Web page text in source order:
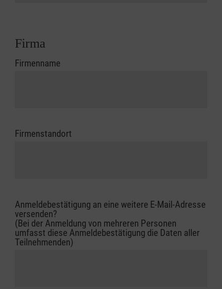
Firma
Firmenname
Firmenstandort
Anmeldebestätigung an eine weitere E-Mail-Adresse
versenden?
(Bei der Anmeldung von mehreren Personen
umfasst diese Anmeldebestätigung die Daten aller
Teilnehmenden)